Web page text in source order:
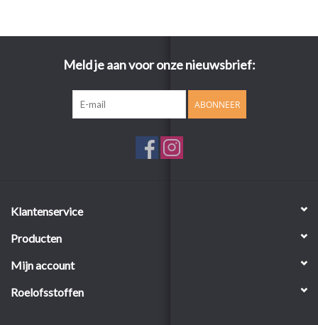
Meld je aan voor onze nieuwsbrief:
ABONNEER
Klantenservice
Producten
Mijn account
Roelofsstoffen